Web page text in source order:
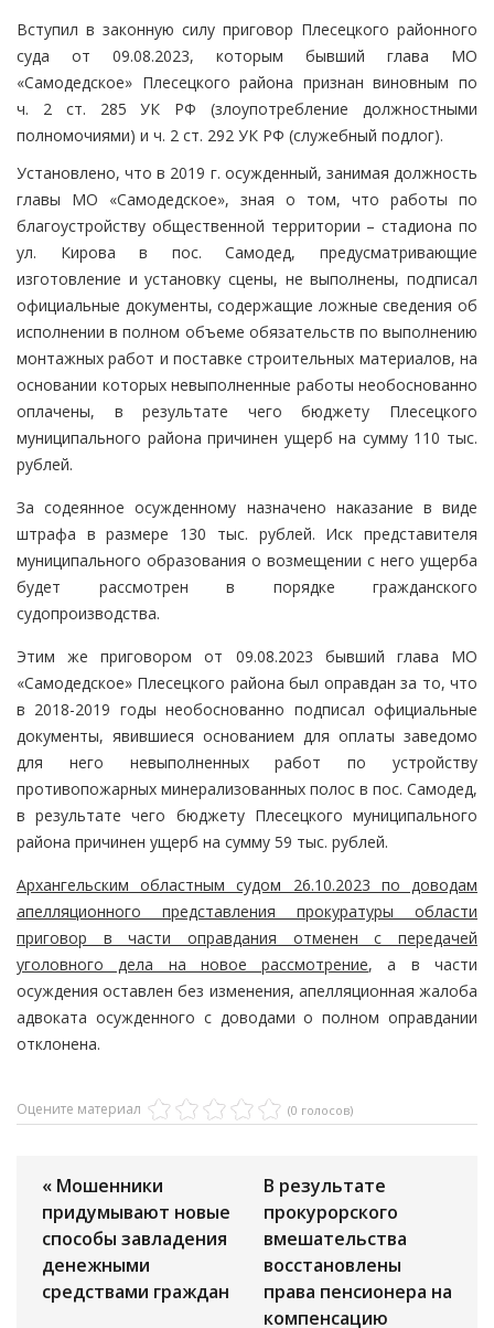
Вступил в законную силу приговор Плесецкого районного
суда от 09.08.2023, которым бывший глава МО
«Самодедское» Плесецкого района признан виновным по
ч. 2 ст. 285 УК РФ (злоупотребление должностными
полномочиями) и ч. 2 ст. 292 УК РФ (служебный подлог).
Установлено, что в 2019 г. осужденный, занимая должность
главы МО «Самодедское», зная о том, что работы по
благоустройству общественной территории – стадиона по
ул. Кирова в пос. Самодед, предусматривающие
изготовление и установку сцены, не выполнены, подписал
официальные документы, содержащие ложные сведения об
исполнении в полном объеме обязательств по выполнению
монтажных работ и поставке строительных материалов, на
основании которых невыполненные работы необоснованно
оплачены, в результате чего бюджету Плесецкого
муниципального района причинен ущерб на сумму 110 тыс.
рублей.
За содеянное осужденному назначено наказание в виде
штрафа в размере 130 тыс. рублей. Иск представителя
муниципального образования о возмещении с него ущерба
будет рассмотрен в порядке гражданского
судопроизводства.
Этим же приговором от 09.08.2023 бывший глава МО
«Самодедское» Плесецкого района был оправдан за то, что
в 2018-2019 годы необоснованно подписал официальные
документы, явившиеся основанием для оплаты заведомо
для него невыполненных работ по устройству
противопожарных минерализованных полос в пос. Самодед,
в результате чего бюджету Плесецкого муниципального
района причинен ущерб на сумму 59 тыс. рублей.
Архангельским областным судом 26.10.2023 по доводам
апелляционного представления прокуратуры области
приговор в части оправдания отменен с передачей
уголовного дела на новое рассмотрение, а в части
осуждения оставлен без изменения, апелляционная жалоба
адвоката осужденного с доводами о полном оправдании
отклонена.
Оцените материал (0 голосов)
« Мошенники
придумывают новые
способы завладения
денежными
средствами граждан
В результате
прокурорского
вмешательства
восстановлены
права пенсионера на
компенсацию